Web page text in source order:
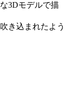
3Dモデルで描
き込まれたよう